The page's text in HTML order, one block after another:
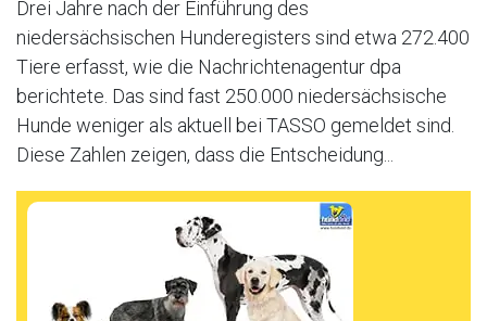
Drei Jahre nach der Einführung des
niedersächsischen Hunderegisters sind etwa 272.400
Tiere erfasst, wie die Nachrichtenagentur dpa
berichtete. Das sind fast 250.000 niedersächsische
Hunde weniger als aktuell bei TASSO gemeldet sind.
Diese Zahlen zeigen, dass die Entscheidung...